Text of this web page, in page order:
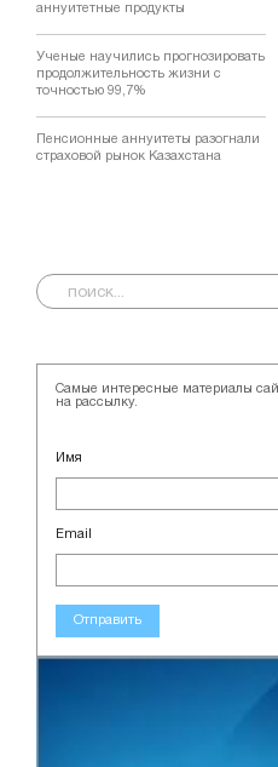
аннуитетные продукты
Ученые научились прогнозировать
продолжительность жизни с
точностью 99,7%
Пенсионные аннуитеты разогнали
страховой рынок Казахстана
Самые интересные материалы
на рассылку.
Имя
Email
Отправить